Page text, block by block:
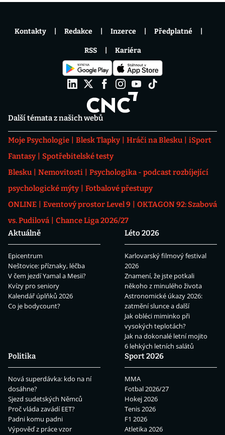
Další témata z našich webů
Moje Psychologie Blesk Tlapky Hráči na Blesku
iSport
Fantasy
Spotřebitelské testy
Blesku
Nemovitosti
Psychologika - podcast rozbíjející
psychologické mýty
Fotbalové přestupy
ONLINE
Eventový prostor Level 9
OKTAGON 92: Szabová
vs. Pudilová
Chance Liga 2026/27
Aktuálně
Epicentrum
Neštovice: příznaky, léčba
V čem jezdí Yamal a Mesii?
Kvízy pro seniory
Kalendář úplňků 2026
Co je bodycount?
Léto 2026
Karlovarský filmový festival
2026
Znamení, že jste potkali
někoho z minulého života
Astronomické úkazy 2026:
zatmění slunce a další
Jak obléci miminko při
vysokých teplotách?
Jak na dokonalé letní mojito
6 lehkých letních salátů
Politika
Nová superdávka: kdo na ní
dosáhne?
Sjezd sudetských Němců
Proč vláda zavádí EET?
Padni komu padni
Výpověď z práce vzor
Sport 2026
MMA
Fotbal 2026/27
Hokej 2026
Tenis 2026
F1 2026
Atletika 2026
Kontakty Redakce Inzerce Předplatné
RSS Kariéra